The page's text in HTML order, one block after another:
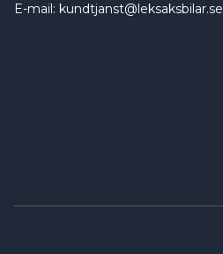
E-mail: kundtjanst@leksaksbilar.se